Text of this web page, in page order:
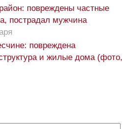
повреждены частные
пострадал мужчина
повреждена
и жилые дома (фото,